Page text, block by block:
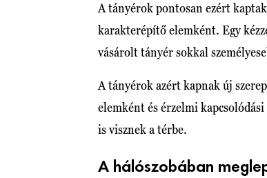
A tányérok pontosan ezért
karakterépítő elemként. Egy
vásárolt tányér sokkal
A tányérok azért kapnak új
elemként és érzelmi
is visznek a térbe.
A hálószobában